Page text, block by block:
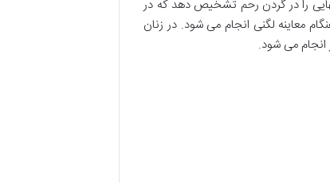
را در گردن رحم تشخیص دهد که در
معاینه لگنی انجام می شود. در زنان